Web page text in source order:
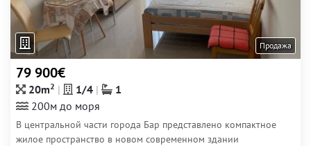
Продажа
79 900€
20m2 1/4
1
200м до моря
В центральной части города Бар представлено компактное
жилое пространство в новом современном здании